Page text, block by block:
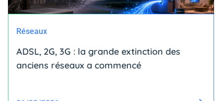
Réseaux
ADSL, 2G, 3G : la grande extinction des
anciens réseaux a commencé